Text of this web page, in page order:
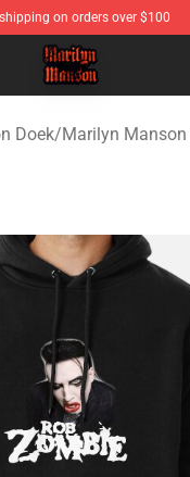
shipping on orders over $100
Shop - Official Marilyn
Doek/Marilyn